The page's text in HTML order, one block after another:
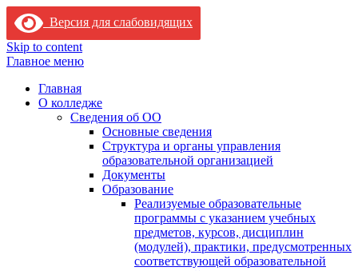
Версия для слабовидящих
Skip to content
Главное меню
Главная
О колледже
Сведения об ОО
Основные сведения
Структура и органы управления
образовательной организацией
Документы
Образование
Реализуемые образовательные
программы с указанием учебных
предметов, курсов, дисциплин
(модулей), практики, предусмотренных
соответствующей образовательной